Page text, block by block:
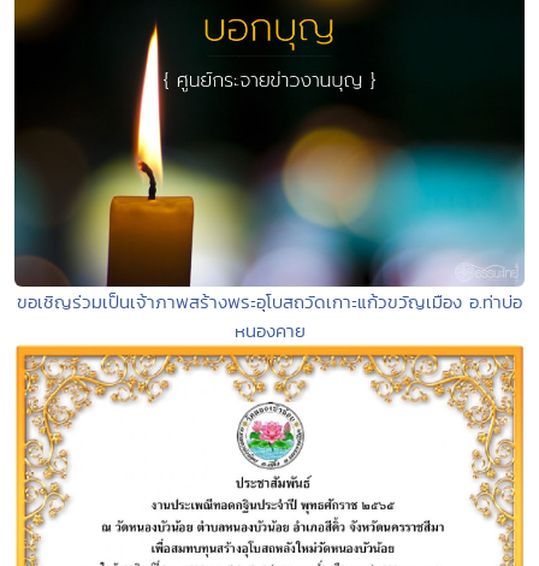
ขอเชิญร่วมเป็นเจ้าภาพสร้างพระอุโบสถวัดเกาะแก้วขวัญเมือง อ.ท่าบ่อ
หนองคาย